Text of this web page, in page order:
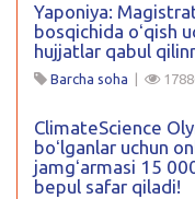
Yaponiya:
bosqichida oʻqish
hujjatlar qabul
Barcha soha
ClimateScience
boʻlganlar uchun
jamgʻarmasi 15
bepul safar qiladi!